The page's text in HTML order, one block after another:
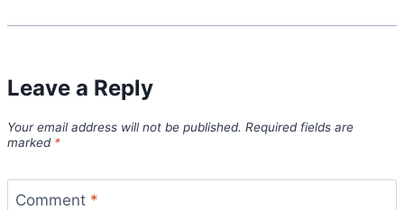
Leave a Reply
Your email address will not be published. Required fields are
marked *
Comment *